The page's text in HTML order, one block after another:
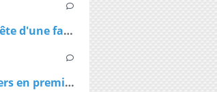
Coronavirus : Le casse-tête d'une famille confinée dans un petit appartement
Coronavirus : Les caissiers en première ligne et peu protégés